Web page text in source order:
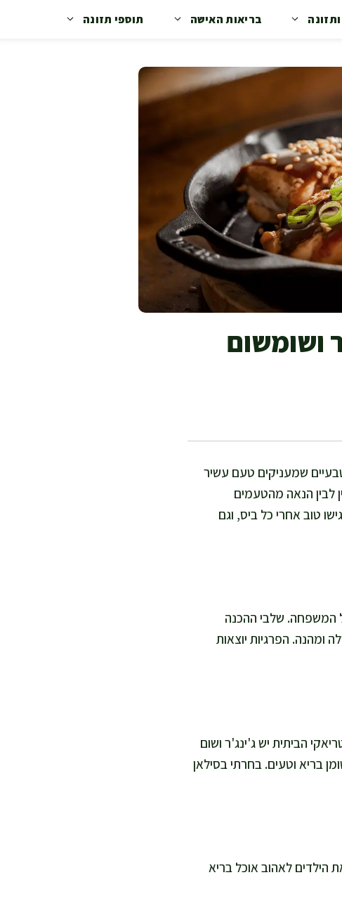
בריאות האישה תוספי תזונה
ושומשום
שמעניקים טעם עשיר
לבין הנאה מהטעמים
טוב אחרי כל ביס, וגם
המשפחה. שלבי ההכנה
ומהנה. הפרגיות יוצאות
הביתית יש ג'ינג'ר ושום
בריא וטעים. בחרתי בסילאן
את הילדים לאהוב אוכל בריא